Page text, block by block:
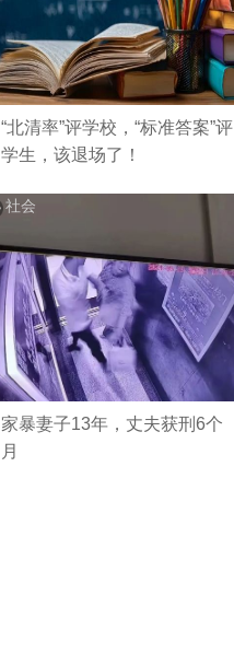
“北清率”评学校，“标准答案”评
学生，该退场了！
家暴妻子13年，丈夫获刑6个
月
社会